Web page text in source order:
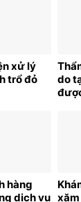
xử lý
trổ đỏ
do
hàng
dịch vụ